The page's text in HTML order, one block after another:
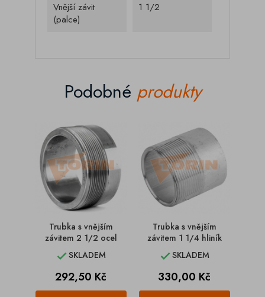
Vnější závit
(palce)
1 1/2
Podobné produkty
Trubka s vnějším
závitem 2 1/2 ocel
SKLADEM
Cena
292,50 Kč
Trubka s vnějším
závitem 1 1/4 hliník
SKLADEM
Cena
330,00 Kč